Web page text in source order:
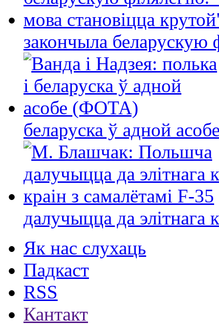
закончыла беларускую
беларуска ў адной
далучыцца да элітнага
Як нас слухаць
Падкаст
RSS
Кантакт